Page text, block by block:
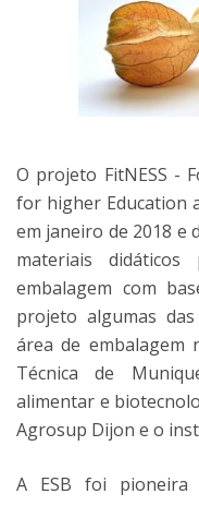
O projeto FitNESS -
for higher Education
em janeiro de 2018 e
materiais
embalagem com
projeto algumas
área de embalagem
Técnica de
alimentar e
Agrosup Dijon e o
A ESB foi pioneira